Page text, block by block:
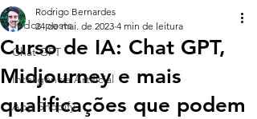
Todos posts
Chat GPT
Inteligência Artificial
App Shopify
Curso de IA: Chat GPT,
Midjourney e mais
qualificações que podem
Rodrigo Bernardes
24 de mai. de 2023 4 min de leitura